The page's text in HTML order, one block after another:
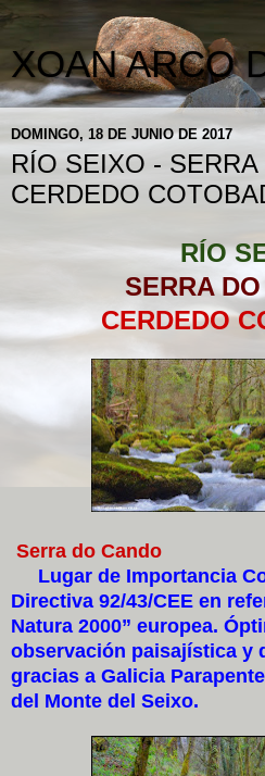
XOAN ARCO
DOMINGO, 18 DE JUNIO DE 2017
RÍO SEIXO -
CERDEDO
RÍO
SERRA
CERDEDO
Serra do Cando
Lugar de Importancia
Directiva 92/43/CEE en
Natura 2000” europea.
observación paisajística y
gracias a Galicia
del Monte del Seixo.